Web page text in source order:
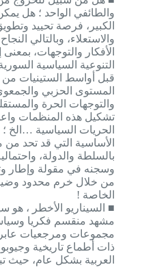
والطائفي الواحد ؛ هل
الكبير، فرصة تحييد
والاستعلاء، وبالتالي
الأفكار والتوجهات،
التنوعية السياسية
قبل أواسط الستينيات
المستوى الحزبي
والتوجهات الحرة
تشكيل هذه المنظمات
الحريات السياسية …الخ ؛
الأساسية التي قد تحد من
بالسلطة والدولة،
وسجنه في مقولة وإطار
من خلال خرم محدود
الخاصة !
■ السيناريو الأخطر ، هو
مشهد منقسم فكريا
مجموعات ومرجعيات
ذات أطماع تاريخية
العربية بشكل عام، حيث